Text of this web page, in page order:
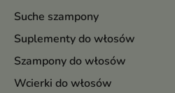
Suche szampony
Suplementy do włosów
Szampony do włosów
Wcierki do włosów